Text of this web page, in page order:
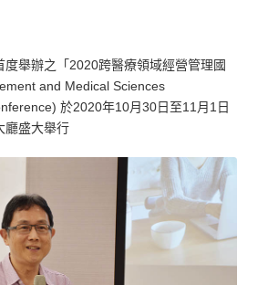
度舉辦之「2020跨醫療領域經營管理國
and Medical Sciences
於2020年10月30日至11月1日
廳盛大舉行